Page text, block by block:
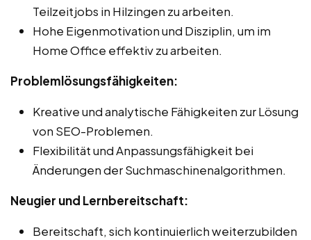
Teilzeitjobs in Hilzingen zu arbeiten.
Hohe Eigenmotivation und Disziplin, um im
Home Office effektiv zu arbeiten.
Problemlösungsfähigkeiten:
Kreative und analytische Fähigkeiten zur Lösung
von SEO-Problemen.
Flexibilität und Anpassungsfähigkeit bei
Änderungen der Suchmaschinenalgorithmen.
Neugier und Lernbereitschaft:
Bereitschaft, sich kontinuierlich weiterzubilden